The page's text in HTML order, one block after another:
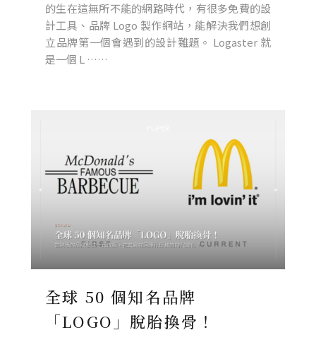
的生在這無所不能的網路時代，有很多免費的設
計工具、品牌 Logo 製作網站，能解決我們想創
立品牌第一個會遇到的設計難題。 Logaster 就
是一個 L ……
全球 50 個知名品牌
「LOGO」脫胎換骨！